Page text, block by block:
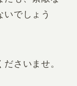
でしょう
さいませ。